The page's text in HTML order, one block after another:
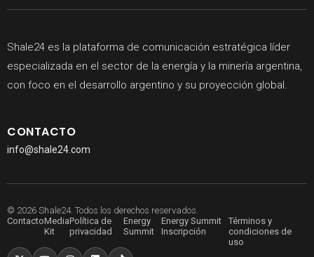
Shale24 es la plataforma de comunicación estratégica líder
especializada en el sector de la energía y la minería argentina,
con foco en el desarrollo argentino y su proyección global.
CONTACTO
info@shale24.com
© 2026 Shale24. Todos los derechos reservados.
ContactoMedia
Kit
Política de
privacidad
Energy
Summit
Energy Summit
Inscripción
Términos y
condiciones de
uso